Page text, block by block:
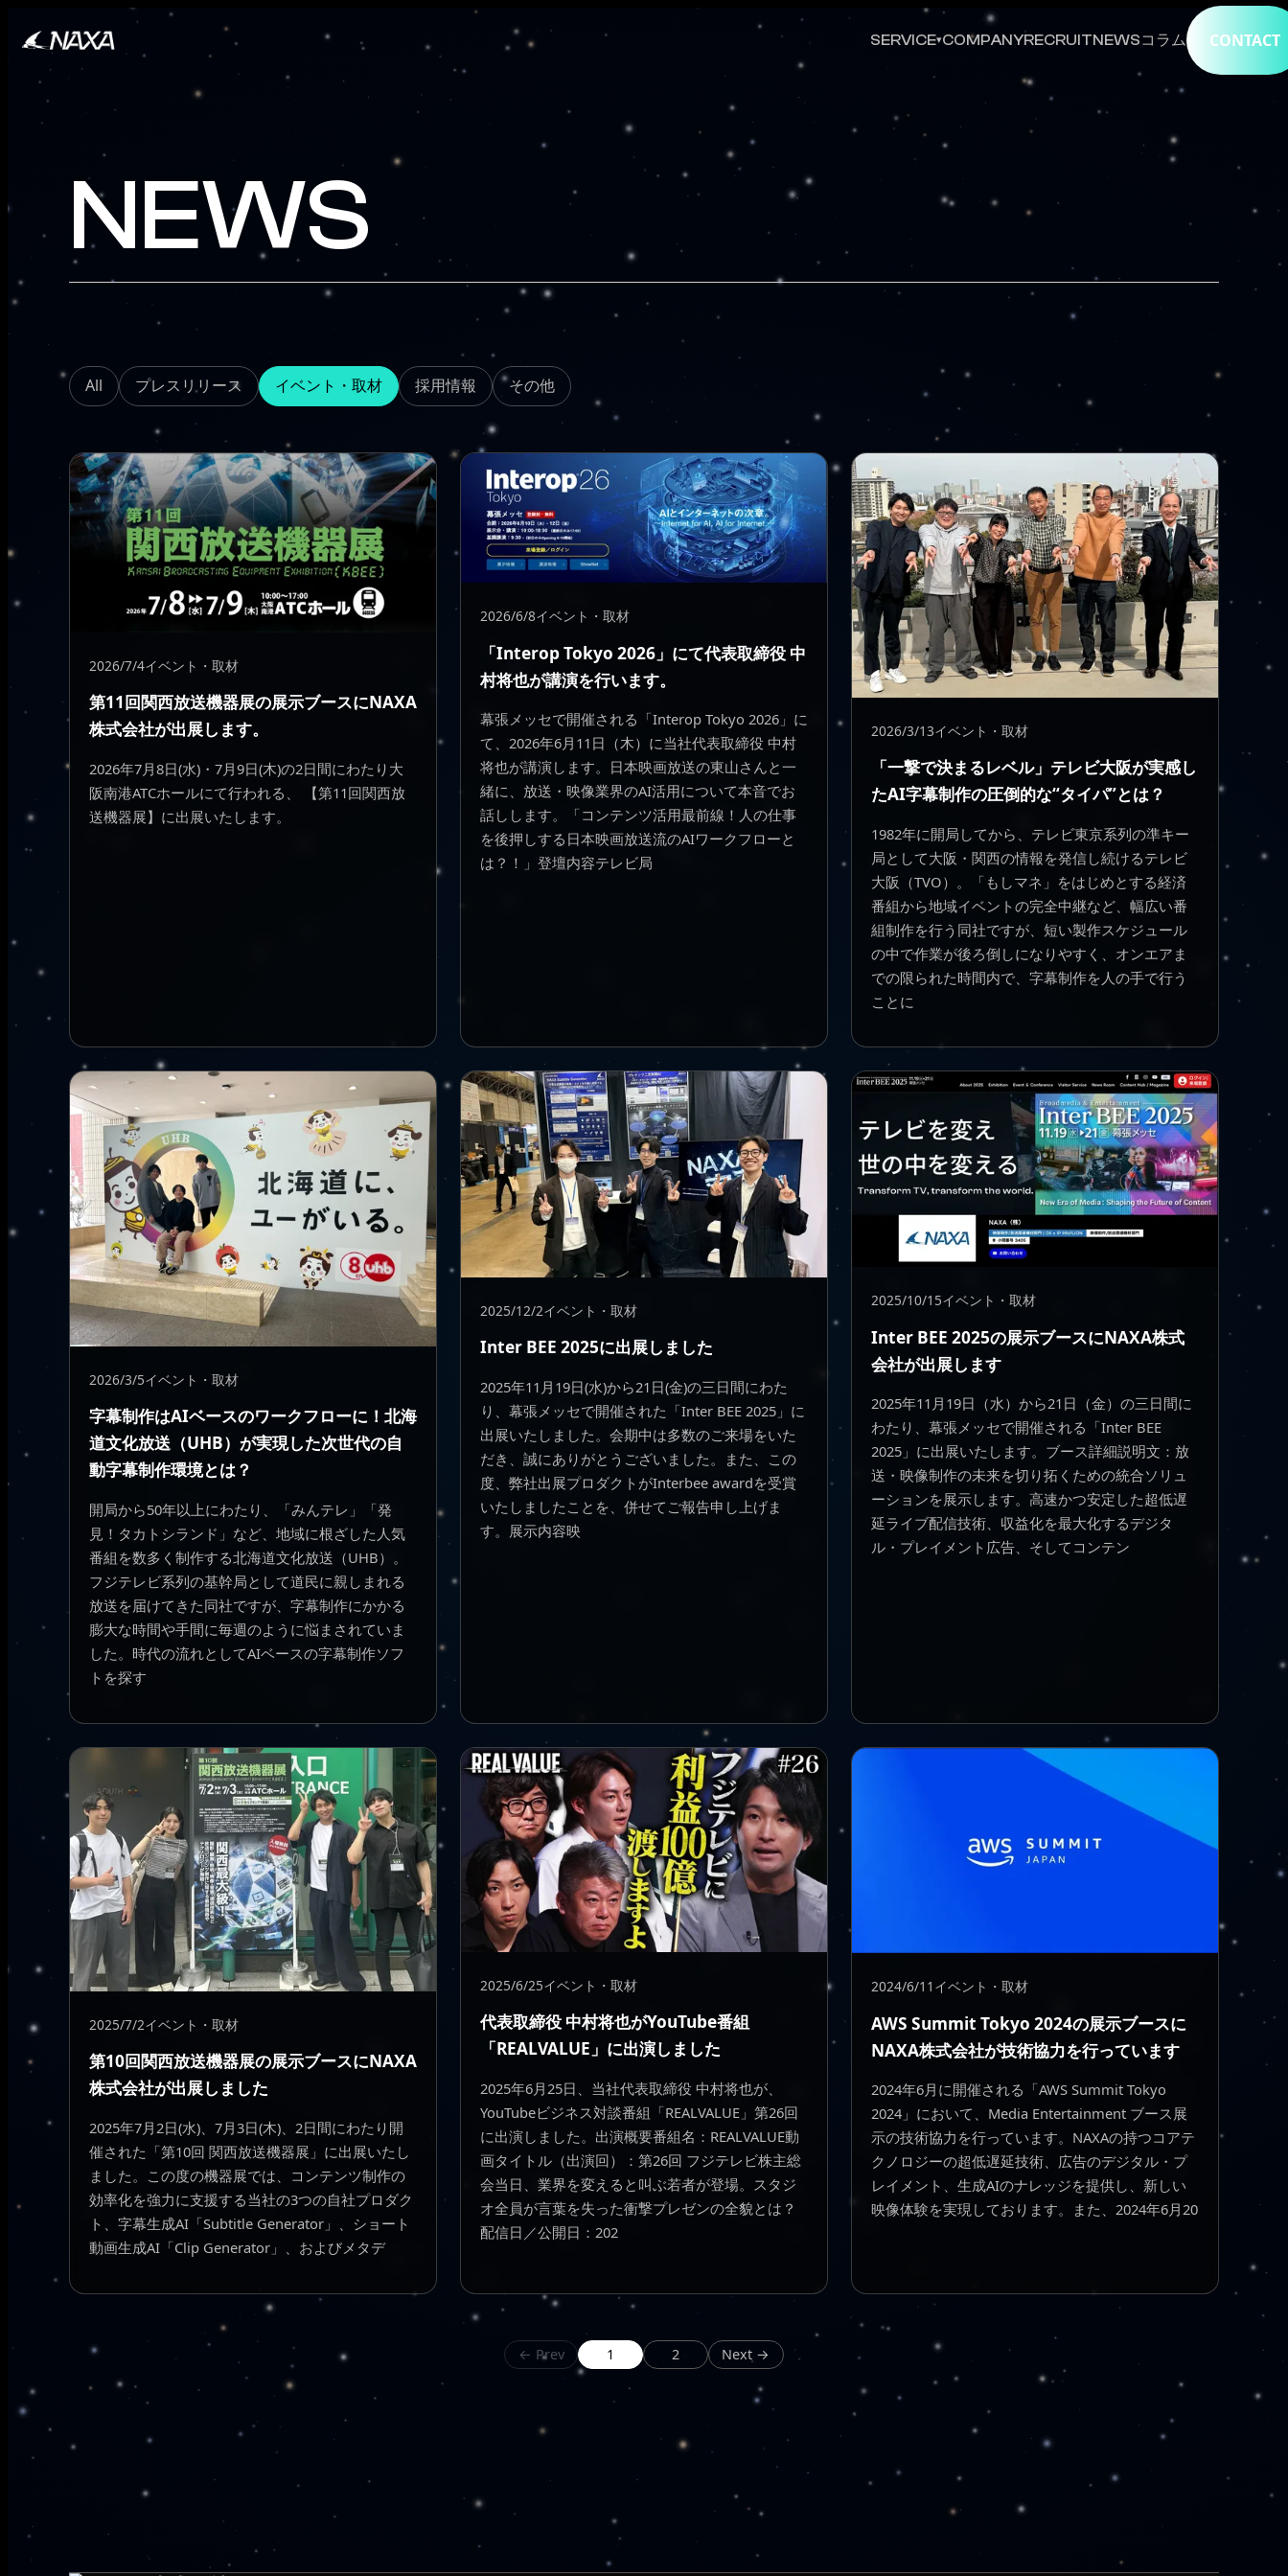
SERVICE▾COMPANYRECRUITNEWSコラム CONTACT
NEWS
All プレスリリース イベント・取材 採用情報 その他
2026/7/4イベント・取材
第11回関西放送機器展の展示ブースにNAXA
株式会社が出展します。
2026年7月8日(水)・7月9日(木)の2日間にわたり大
阪南港ATCホールにて行われる、 【第11回関西放
送機器展】に出展いたします。
2026/6/8イベント・取材
「Interop Tokyo 2026」にて代表取締役 中
村将也が講演を行います。
幕張メッセで開催される「Interop Tokyo 2026」に
て、2026年6月11日（木）に当社代表取締役 中村
将也が講演します。日本映画放送の東山さんと一
緒に、放送・映像業界のAI活用について本音でお
話しします。「コンテンツ活用最前線！人の仕事
を後押しする日本映画放送流のAIワークフローと
は？！」登壇内容テレビ局
2026/3/13イベント・取材
「一撃で決まるレベル」テレビ大阪が実感し
たAI字幕制作の圧倒的な“タイパ”とは？
1982年に開局してから、テレビ東京系列の準キー
局として大阪・関西の情報を発信し続けるテレビ
大阪（TVO）。「もしマネ」をはじめとする経済
番組から地域イベントの完全中継など、幅広い番
組制作を行う同社ですが、短い製作スケジュール
の中で作業が後ろ倒しになりやすく、オンエアま
での限られた時間内で、字幕制作を人の手で行う
ことに
2026/3/5イベント・取材
字幕制作はAIベースのワークフローに！北海
道文化放送（UHB）が実現した次世代の自
動字幕制作環境とは？
開局から50年以上にわたり、「みんテレ」「発
見！タカトシランド」など、地域に根ざした人気
番組を数多く制作する北海道文化放送（UHB）。
フジテレビ系列の基幹局として道民に親しまれる
放送を届けてきた同社ですが、字幕制作にかかる
膨大な時間や手間に毎週のように悩まされていま
した。時代の流れとしてAIベースの字幕制作ソフ
トを探す
2025/12/2イベント・取材
Inter BEE 2025に出展しました
2025年11月19日(水)から21日(金)の三日間にわた
り、幕張メッセで開催された「Inter BEE 2025」に
出展いたしました。会期中は多数のご来場をいた
だき、誠にありがとうございました。また、この
度、弊社出展プロダクトがInterbee awardを受賞
いたしましたことを、併せてご報告申し上げま
す。展示内容映
2025/10/15イベント・取材
Inter BEE 2025の展示ブースにNAXA株式
会社が出展します
2025年11月19日（水）から21日（金）の三日間に
わたり、幕張メッセで開催される「Inter BEE
2025」に出展いたします。ブース詳細説明文：放
送・映像制作の未来を切り拓くための統合ソリュ
ーションを展示します。高速かつ安定した超低遅
延ライブ配信技術、収益化を最大化するデジタ
ル・プレイメント広告、そしてコンテン
2025/7/2イベント・取材
第10回関西放送機器展の展示ブースにNAXA
株式会社が出展しました
2025年7月2日(水)、7月3日(木)、2日間にわたり開
催された「第10回 関西放送機器展」に出展いたし
ました。この度の機器展では、コンテンツ制作の
効率化を強力に支援する当社の3つの自社プロダク
ト、字幕生成AI「Subtitle Generator」、ショート
動画生成AI「Clip Generator」、およびメタデ
2025/6/25イベント・取材
代表取締役 中村将也がYouTube番組
「REALVALUE」に出演しました
2025年6月25日、当社代表取締役 中村将也が、
YouTubeビジネス対談番組「REALVALUE」第26回
に出演しました。出演概要番組名：REALVALUE動
画タイトル（出演回）：第26回 フジテレビ株主総
会当日、業界を変えると叫ぶ若者が登場。スタジ
オ全員が言葉を失った衝撃プレゼンの全貌とは？
配信日／公開日：202
2024/6/11 イベント・取材
AWS Summit Tokyo 2024の展示ブースに
NAXA株式会社が技術協力を行っています
2024年6月に開催される「AWS Summit Tokyo
2024」において、Media Entertainment ブース展
示の技術協力を行っています。NAXAの持つコアテ
クノロジーの超低遅延技術、広告のデジタル・プ
レイメント、生成AIのナレッジを提供し、新しい
映像体験を実現しております。また、2024年6月20
← Prev 1 2 Next →